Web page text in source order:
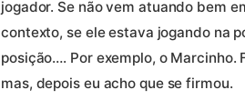
jogador. Se não vem atuando bem
contexto, se ele estava jogando na
posição…. Por exemplo, o Marcinho.
mas, depois eu acho que se firmou.